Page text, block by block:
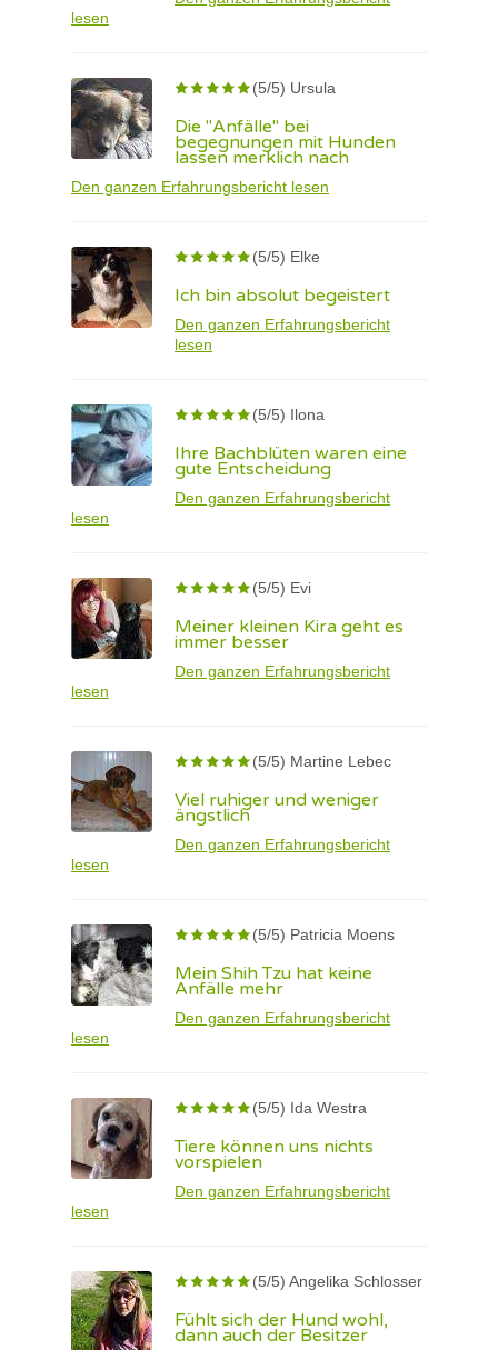
lesen
(5/5) Ursula
Die "Anfälle" bei
begegnungen mit Hunden
lassen merklich nach
Den ganzen Erfahrungsbericht lesen
(5/5) Elke
Ich bin absolut begeistert
Den ganzen Erfahrungsbericht
lesen
(5/5) Ilona
Ihre Bachblüten waren eine
gute Entscheidung
Den ganzen Erfahrungsbericht
lesen
(5/5) Evi
Meiner kleinen Kira geht es
immer besser
Den ganzen Erfahrungsbericht
lesen
(5/5) Martine Lebec
Viel ruhiger und weniger
ängstlich
Den ganzen Erfahrungsbericht
lesen
(5/5) Patricia Moens
Mein Shih Tzu hat keine
Anfälle mehr
Den ganzen Erfahrungsbericht
lesen
(5/5) Ida Westra
Tiere können uns nichts
vorspielen
Den ganzen Erfahrungsbericht
lesen
(5/5) Angelika Schlosser
Fühlt sich der Hund wohl,
dann auch der Besitzer